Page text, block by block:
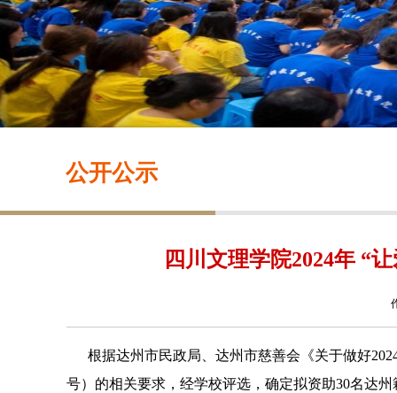
公开公示
四川文理学院2024年 “
根据达州市民政局、达州市慈善会《关于做好202
号）的相关要求，经学校评选，确定拟资助30名达州